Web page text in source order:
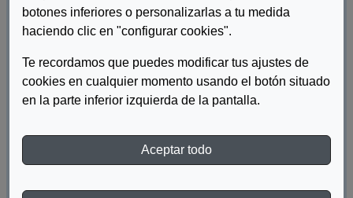
botones inferiores o personalizarlas a tu medida
haciendo clic en "configurar cookies".
Te recordamos que puedes modificar tus ajustes de
cookies en cualquier momento usando el botón situado
en la parte inferior izquierda de la pantalla.
Aceptar todo
Este documento proporciona recomendaciones y consejos
prácticos para conseguir que su bar, restaurante o cafetería sea
discapacidad, permanente o temporal, así como tener también
en cuenta las posibles necesidades de las personas mayores.
Ampliar el público objetivo, especializarse, innovar y trabajar
ACCESIBILIDAD? BARES Y RESTAURANTES